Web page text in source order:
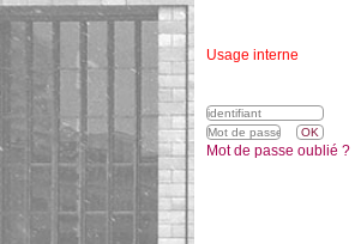
Usage interne
Mot de passe oublié ?